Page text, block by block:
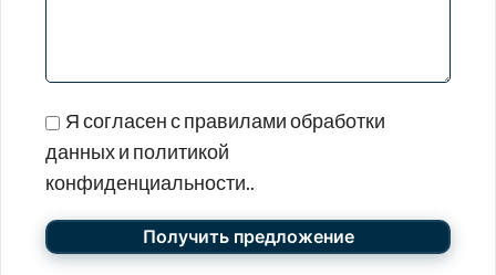
Я согласен с правилами обработки
данных и политикой
конфиденциальности..